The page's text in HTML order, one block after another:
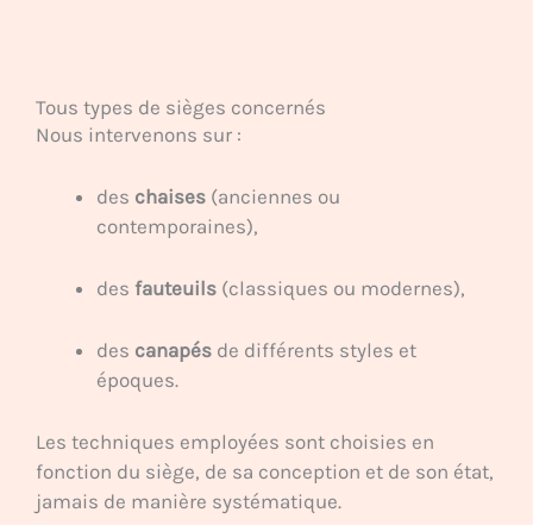
Tous types de sièges concernés
Nous intervenons sur :
des chaises (anciennes ou
contemporaines),
des fauteuils (classiques ou modernes),
des canapés de différents styles et
époques.
Les techniques employées sont choisies en
fonction du siège, de sa conception et de son état,
jamais de manière systématique.